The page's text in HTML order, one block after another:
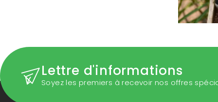
Lettre d'informations
Soyez les premiers à recevoir nos offres